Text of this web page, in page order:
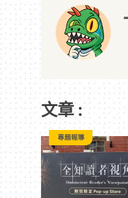
文章 :
專題報導